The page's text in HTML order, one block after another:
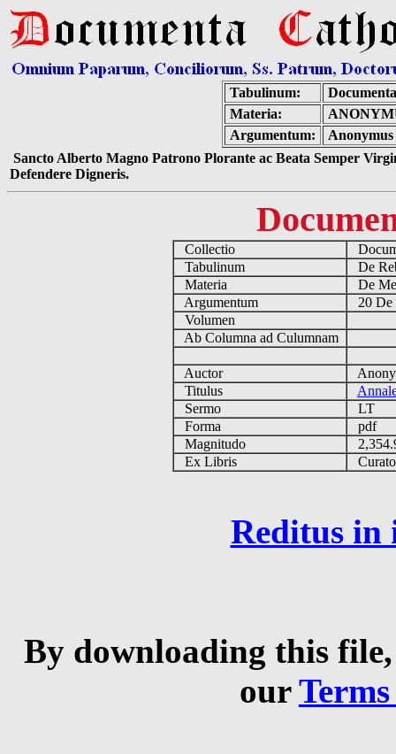
Tabulinum:
Materia:
Argumentum:
Sancto Alberto Magno Patrono Plorante ac Beata Semper
Defendere Digneris.
Collectio
Tabulinum
De
Materia
De
Argumentum
20
Volumen
Ab Columna ad Culumnam
Auctor
Titulus
Sermo
LT
Forma
pdf
Magnitudo
Ex Libris
Reditus in
By downloading this
our